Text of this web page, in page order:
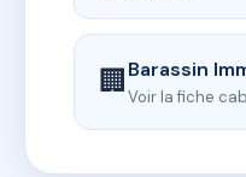
🏢Barassin
Voir la fiche